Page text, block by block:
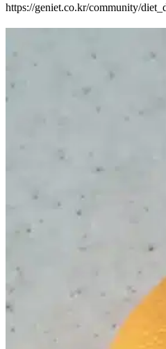
https://geniet.co.kr/community/